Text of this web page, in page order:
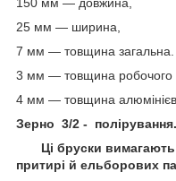
150 мм — довжина,
25 мм — ширина,
7 мм — товщина загальна.
3 мм — товщина робочого
4 мм — товщина
Зерно 3/2 - полірування.
Ці бруски вимагають
притирі й ельборових